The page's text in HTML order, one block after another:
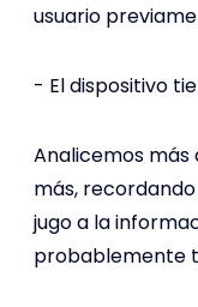
usuario
- El dispositivo
Analicemos
más,
jugo a la
probablemente